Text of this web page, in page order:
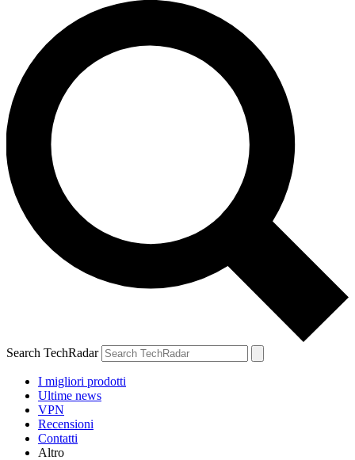
Search TechRadar
I migliori prodotti
Ultime news
VPN
Recensioni
Contatti
Altro